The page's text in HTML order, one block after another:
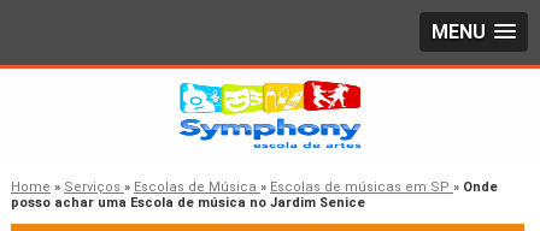
MENU
Home » Serviços » Escolas de Música » Escolas de músicas em SP » Onde
posso achar uma Escola de música no Jardim Senice